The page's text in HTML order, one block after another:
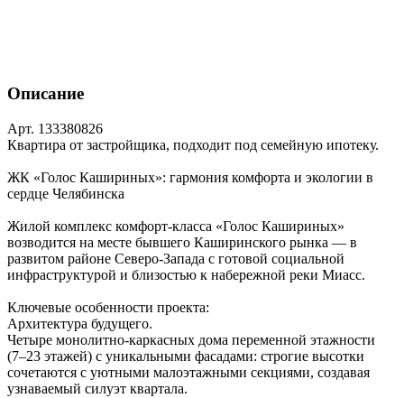
Описание
Арт. 133380826
Квартира от застройщика, подходит под семейную ипотеку.
ЖК «Голос Кашириных»: гармония комфорта и экологии в
сердце Челябинска
Жилой комплекс комфорт‑класса «Голос Кашириных»
возводится на месте бывшего Каширинского рынка — в
развитом районе Северо‑Запада с готовой социальной
инфраструктурой и близостью к набережной реки Миасс.
Ключевые особенности проекта:
Архитектура будущего.
Четыре монолитно‑каркасных дома переменной этажности
(7–23 этажей) с уникальными фасадами: строгие высотки
сочетаются с уютными малоэтажными секциями, создавая
узнаваемый силуэт квартала.